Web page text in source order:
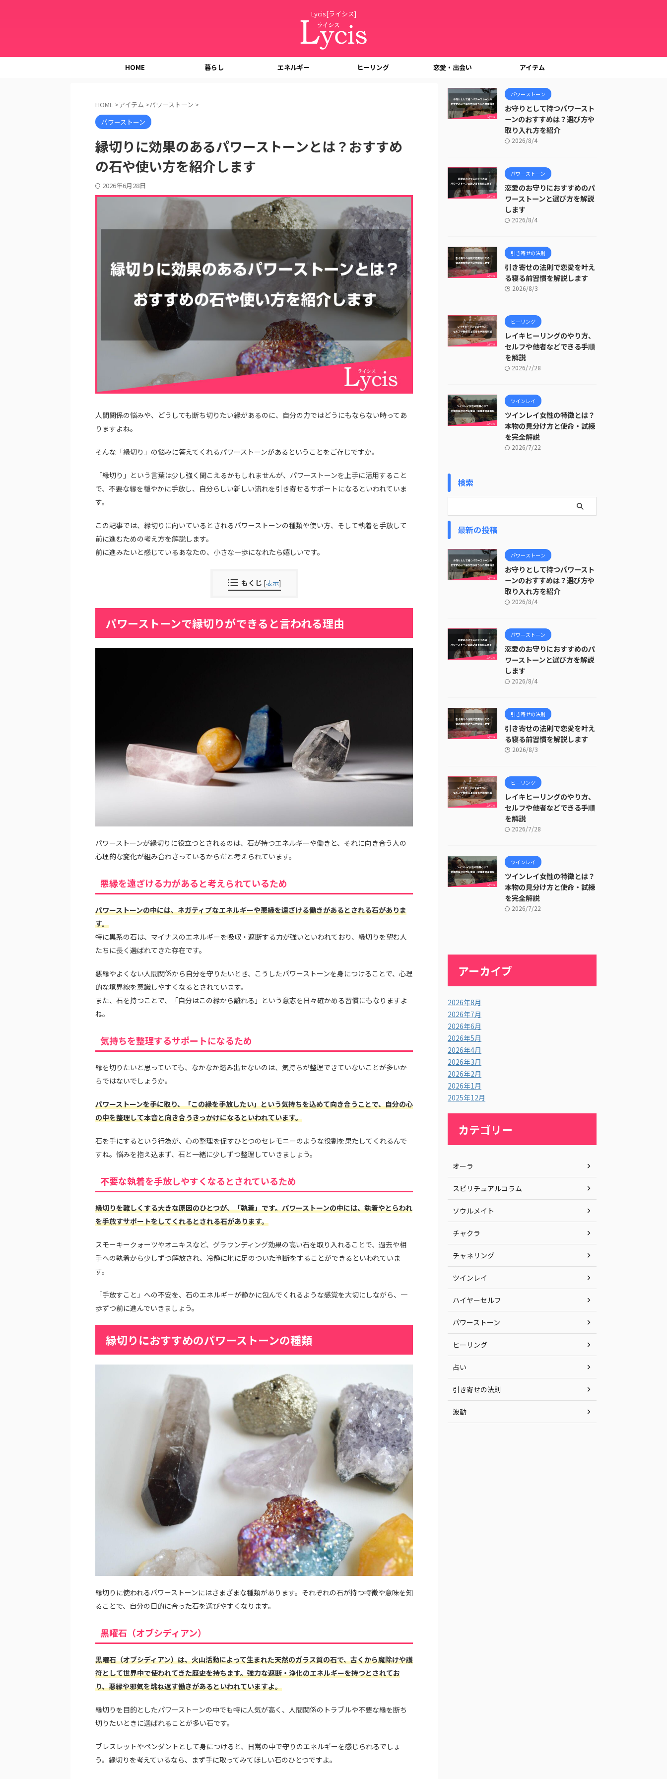
Lycis[ライシス]
HOME 暮らし エネルギー ヒーリング 恋愛・出会い アイテム
HOME >アイテム >パワーストーン >
パワーストーン
縁切りに効果のあるパワーストーンとは？おすすめ
の石や使い方を紹介します
2026年6月28日
人間関係の悩みや、どうしても断ち切りたい縁があるのに、自分の力ではどうにもならない時ってあ
りますよね。
そんな「縁切り」の悩みに答えてくれるパワーストーンがあるということをご存じですか。
「縁切り」という言葉は少し強く聞こえるかもしれませんが、パワーストーンを上手に活用すること
で、不要な縁を穏やかに手放し、自分らしい新しい流れを引き寄せるサポートになるといわれていま
す。
この記事では、縁切りに向いているとされるパワーストーンの種類や使い方、そして執着を手放して
前に進むための考え方を解説します。
前に進みたいと感じているあなたの、小さな一歩になれたら嬉しいです。
もくじ [表示]
パワーストーンで縁切りができると言われる理由
パワーストーンが縁切りに役立つとされるのは、石が持つエネルギーや働きと、それに向き合う人の
心理的な変化が組み合わさっているからだと考えられています。
悪縁を遠ざける力があると考えられているため
パワーストーンの中には、ネガティブなエネルギーや悪縁を遠ざける働きがあるとされる石がありま
す。
特に黒系の石は、マイナスのエネルギーを吸収・遮断する力が強いといわれており、縁切りを望む人
たちに長く選ばれてきた存在です。
悪縁やよくない人間関係から自分を守りたいとき、こうしたパワーストーンを身につけることで、心理
的な境界線を意識しやすくなるとされています。
また、石を持つことで、「自分はこの縁から離れる」という意志を日々確かめる習慣にもなりますよ
ね。
気持ちを整理するサポートになるため
縁を切りたいと思っていても、なかなか踏み出せないのは、気持ちが整理できていないことが多いか
らではないでしょうか。
パワーストーンを手に取り、「この縁を手放したい」という気持ちを込めて向き合うことで、自分の心
の中を整理して本音と向き合うきっかけになるといわれています。
石を手にするという行為が、心の整理を促すひとつのセレモニーのような役割を果たしてくれるんで
すね。悩みを抱え込まず、石と一緒に少しずつ整理していきましょう。
不要な執着を手放しやすくなるとされているため
縁切りを難しくする大きな原因のひとつが、「執着」です。パワーストーンの中には、執着やとらわれ
を手放すサポートをしてくれるとされる石があります。
スモーキークォーツやオニキスなど、グラウンディング効果の高い石を取り入れることで、過去や相
手への執着から少しずつ解放され、冷静に地に足のついた判断をすることができるといわれていま
す。
「手放すこと」への不安を、石のエネルギーが静かに包んでくれるような感覚を大切にしながら、一
歩ずつ前に進んでいきましょう。
縁切りにおすすめのパワーストーンの種類
縁切りに使われるパワーストーンにはさまざまな種類があります。それぞれの石が持つ特徴や意味を知
ることで、自分の目的に合った石を選びやすくなります。
黒曜石（オブシディアン）
黒曜石（オブシディアン）は、火山活動によって生まれた天然のガラス質の石で、古くから魔除けや護
符として世界中で使われてきた歴史を持ちます。強力な遮断・浄化のエネルギーを持つとされてお
り、悪縁や邪気を跳ね返す働きがあるといわれていますよ。
縁切りを目的としたパワーストーンの中でも特に人気が高く、人間関係のトラブルや不要な縁を断ち
切りたいときに選ばれることが多い石です。
ブレスレットやペンダントとして身につけると、日常の中で守りのエネルギーを感じられるでしょ
う。縁切りを考えているなら、まず手に取ってみてほしい石のひとつですよ。
パワーストーン
お守りとして持つパワースト
ーンのおすすめは？選び方や
取り入れ方を紹介
2026/8/4
パワーストーン
恋愛のお守りにおすすめのパ
ワーストーンと選び方を解説
します
2026/8/4
引き寄せの法則
引き寄せの法則で恋愛を叶え
る寝る前習慣を解説します
2026/8/3
ヒーリング
レイキヒーリングのやり方、
セルフや他者などできる手順
を解説
2026/7/28
ツインレイ
ツインレイ女性の特徴とは？
本物の見分け方と使命・試練
を完全解説
2026/7/22
検索
最新の投稿
パワーストーン
お守りとして持つパワースト
ーンのおすすめは？選び方や
取り入れ方を紹介
2026/8/4
パワーストーン
恋愛のお守りにおすすめのパ
ワーストーンと選び方を解説
します
2026/8/4
引き寄せの法則
引き寄せの法則で恋愛を叶え
る寝る前習慣を解説します
2026/8/3
ヒーリング
レイキヒーリングのやり方、
セルフや他者などできる手順
を解説
2026/7/28
ツインレイ
ツインレイ女性の特徴とは？
本物の見分け方と使命・試練
を完全解説
2026/7/22
アーカイブ
2026年8月
2026年7月
2026年6月
2026年5月
2026年4月
2026年3月
2026年2月
2026年1月
2025年12月
カテゴリー
オーラ
スピリチュアルコラム
ソウルメイト
チャクラ
チャネリング
ツインレイ
ハイヤーセルフ
パワーストーン
ヒーリング
占い
引き寄せの法則
波動